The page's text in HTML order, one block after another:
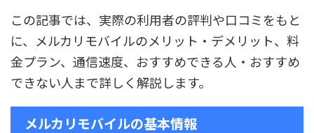
この記事では、実際の利用者の評判や口コミをもと
に、メルカリモバイルのメリット・デメリット、料
金プラン、通信速度、おすすめできる人・おすすめ
できない人まで詳しく解説します。
メルカリモバイルの基本情報